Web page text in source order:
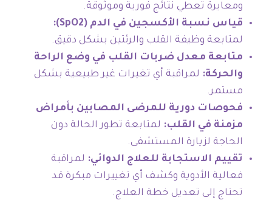
ومعايرة تعطي نتائج فورية وموثوقة.
قياس نسبة الأكسجين في الدم (SpO2):
لمتابعة وظيفة القلب والرئتين بشكل دقيق.
متابعة معدل ضربات القلب في وضع الراحة
والحركة: لمراقبة أي تغيرات غير طبيعية بشكل
مستمر.
فحوصات دورية للمرضى المصابين بأمراض
مزمنة في القلب: لمتابعة تطور الحالة دون
الحاجة لزيارة المستشفى.
تقييم الاستجابة للعلاج الدوائي: لمراقبة
فعالية الأدوية وكشف أي تغييرات مبكرة قد
تحتاج إلى تعديل خطة العلاج.